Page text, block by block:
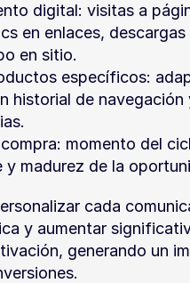
digital: visitas a
en enlaces, descargas
en sitio.
específicos:
historial de navegación
momento del
y madurez de la
cada
y aumentar
generando un